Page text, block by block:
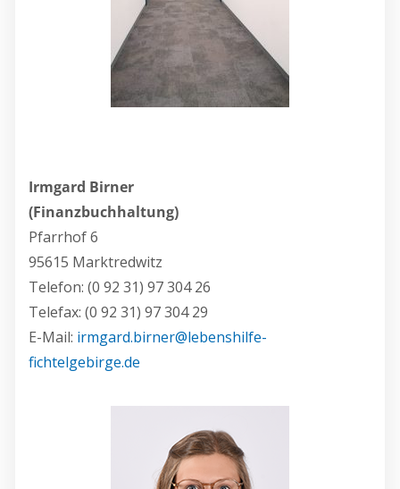
Irmgard Birner
(Finanzbuchhaltung)
Pfarrhof 6
95615 Marktredwitz
Telefon: (0 92 31) 97 304 26
Telefax: (0 92 31) 97 304 29
E-Mail: irmgard.birner@lebenshilfe-
fichtelgebirge.de